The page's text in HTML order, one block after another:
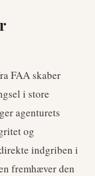
FAA skaber
i store
agenturets
og
indgriben i
fremhæver den